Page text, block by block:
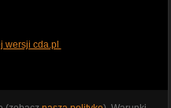
wersji cda.pl